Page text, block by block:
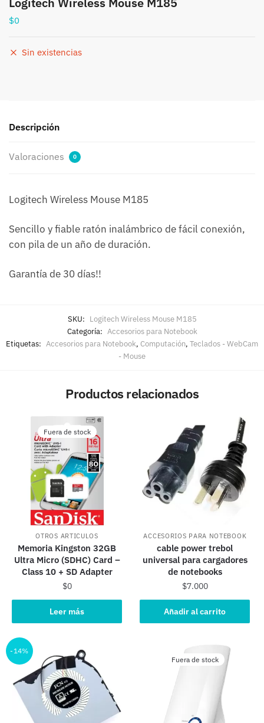
$0
Sin existencias
Descripción
Valoraciones 0
Logitech Wireless Mouse M185
Sencillo y fiable ratón inalámbrico de fácil conexión,
con pila de un año de duración.
Garantía de 30 días!!
SKU: Logitech Wireless Mouse M185
Categoría: Accesorios para Notebook
Etiquetas: Accesorios para Notebook, Computación, Teclados - WebCam
- Mouse
Productos relacionados
Fuera de stock
OTROS ARTICULOS
Memoria Kingston 32GB
Ultra Micro (SDHC) Card –
Class 10 + SD Adapter
$0
Leer más
ACCESORIOS PARA NOTEBOOK
cable power trebol
universal para cargadores
de notebooks
$7.000
Añadir al carrito
-14%
Fuera de stock